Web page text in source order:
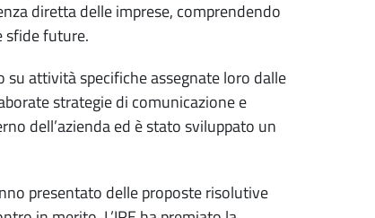
diretta delle imprese, comprendendo
sfide future.
attività specifiche assegnate loro dalle
strategie di comunicazione e
dell’azienda ed è stato sviluppato un
presentato delle proposte risolutive